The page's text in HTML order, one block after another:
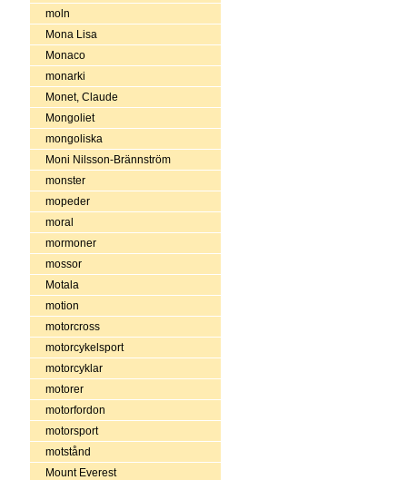
moln
Mona Lisa
Monaco
monarki
Monet, Claude
Mongoliet
mongoliska
Moni Nilsson-Brännström
monster
mopeder
moral
mormoner
mossor
Motala
motion
motorcross
motorcykelsport
motorcyklar
motorer
motorfordon
motorsport
motstånd
Mount Everest